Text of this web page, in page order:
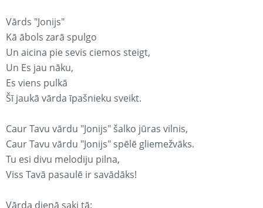
Vārds "Jonijs"
Kā ābols zarā spulgo
Un aicina pie sevis ciemos steigt,
Un Es jau nāku,
Es viens pulkā
Šī jaukā vārda īpašnieku sveikt.
Caur Tavu vārdu "Jonijs" šalko jūras vilnis,
Caur Tavu vārdu "Jonijs" spēlē gliemežvāks.
Tu esi divu melodiju pilna,
Viss Tavā pasaulē ir savādāks!
Vārda dienā saki tā: